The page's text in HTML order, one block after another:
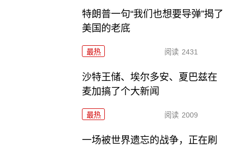
特朗普一句“我们也想要导弹”揭了
美国的老底
最热 阅读 2431
沙特王储、埃尔多安、夏巴兹在
麦加搞了个大新闻
最热 阅读 2009
一场被世界遗忘的战争，正在刷